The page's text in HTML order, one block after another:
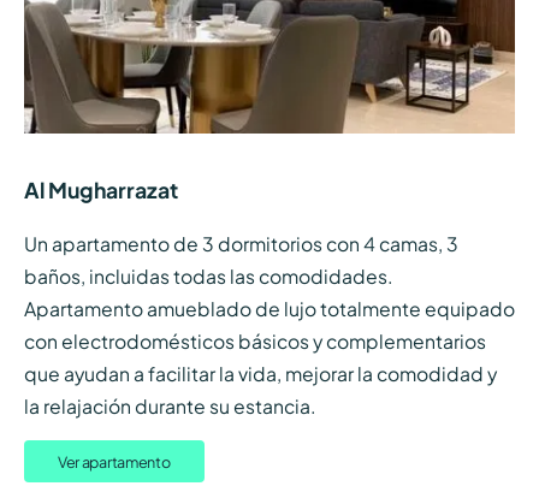
Al Mugharrazat
Un apartamento de 3 dormitorios con 4 camas, 3
baños, incluidas todas las comodidades.
Apartamento amueblado de lujo totalmente equipado
con electrodomésticos básicos y complementarios
que ayudan a facilitar la vida, mejorar la comodidad y
la relajación durante su estancia.
Ver apartamento